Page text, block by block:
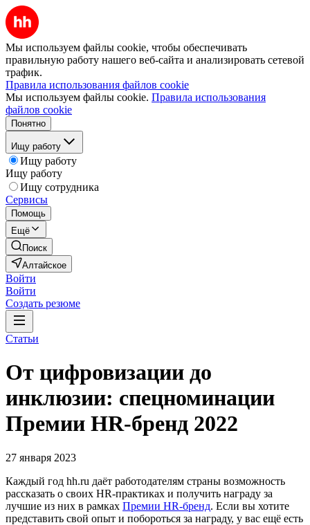
Мы используем файлы cookie, чтобы обеспечивать
правильную работу нашего веб-сайта и анализировать сетевой
трафик.
Правила использования файлов cookie
Мы используем файлы cookie. Правила использования
файлов cookie
Понятно
Ищу работу
Ищу работу
Ищу работу
Ищу сотрудника
Сервисы
Помощь
Ещё
Поиск
Алтайское
Войти
Войти
Создать резюме
Статьи
От цифровизации до
инклюзии: спецноминации
Премии HR-бренд 2022
27 января 2023
Каждый год hh.ru даёт работодателям страны возможность
рассказать о своих HR-практиках и получить награду за
лучшие из них в рамках Премии HR-бренд. Если вы хотите
представить свой опыт и побороться за награду, у вас ещё есть